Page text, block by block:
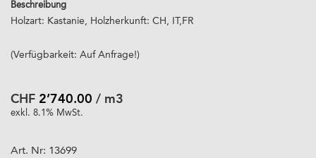
Beschreibung
Holzart: Kastanie, Holzherkunft: CH, IT,FR
(Verfügbarkeit: Auf Anfrage!)
CHF 2’740.00 / m3
exkl. 8.1% MwSt.
Art. Nr: 13699